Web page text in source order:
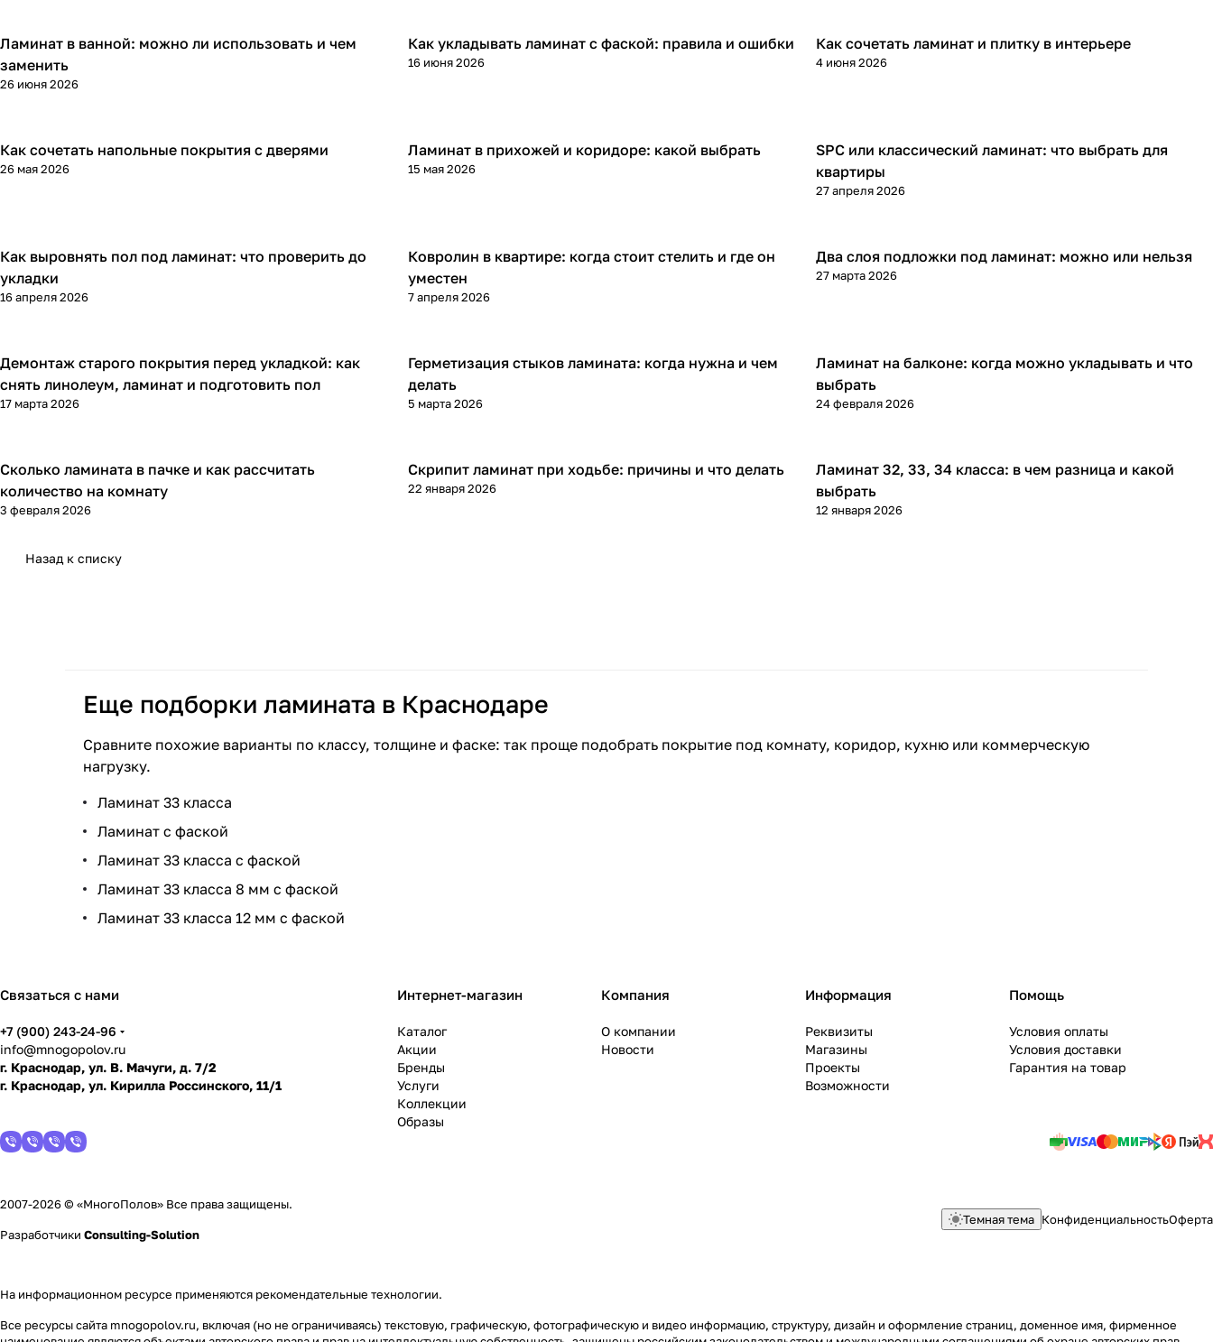
Напольные покрытия
Ламинат в ванной: можно ли использовать и чем
заменить
26 июня 2026
Напольные покрытия
Как укладывать ламинат с фаской: правила и ошибки
16 июня 2026
Напольные покрытия
Как сочетать ламинат и плитку в интерьере
4 июня 2026
Напольные покрытия
Как сочетать напольные покрытия с дверями
26 мая 2026
Напольные покрытия
Ламинат в прихожей и коридоре: какой выбрать
15 мая 2026
Напольные покрытия
SPC или классический ламинат: что выбрать для
квартиры
27 апреля 2026
Напольные покрытия
Как выровнять пол под ламинат: что проверить до
укладки
16 апреля 2026
Напольные покрытия
Ковролин в квартире: когда стоит стелить и где он
уместен
7 апреля 2026
Напольные покрытия
Два слоя подложки под ламинат: можно или нельзя
27 марта 2026
Напольные покрытия
Демонтаж старого покрытия перед укладкой: как
снять линолеум, ламинат и подготовить пол
17 марта 2026
Напольные покрытия
Герметизация стыков ламината: когда нужна и чем
делать
5 марта 2026
Напольные покрытия
Ламинат на балконе: когда можно укладывать и что
выбрать
24 февраля 2026
Напольные покрытия
Сколько ламината в пачке и как рассчитать
количество на комнату
3 февраля 2026
Напольные покрытия
Скрипит ламинат при ходьбе: причины и что делать
22 января 2026
Напольные покрытия
Ламинат 32, 33, 34 класса: в чем разница и какой
выбрать
12 января 2026
Назад к списку
Еще подборки ламината в Краснодаре
Сравните похожие варианты по классу, толщине и фаске: так проще подобрать покрытие под комнату, коридор, кухню или коммерческую
нагрузку.
Ламинат 33 класса
Ламинат с фаской
Ламинат 33 класса с фаской
Ламинат 33 класса 8 мм с фаской
Ламинат 33 класса 12 мм с фаской
Связаться с нами
+7 (900) 243-24-96
info@mnogopolov.ru
г. Краснодар, ул. В. Мачуги, д. 7/2
г. Краснодар, ул. Кирилла Россинского, 11/1
Интернет-магазин
Каталог
Акции
Бренды
Услуги
Коллекции
Образы
Компания
О компании
Новости
Информация
Реквизиты
Магазины
Проекты
Возможности
Помощь
Условия оплаты
Условия доставки
Гарантия на товар
2007-2026 © «МногоПолов» Все права защищены.
Разработчики Consulting-Solution
Темная тема КонфиденциальностьОферта
На информационном ресурсе применяются рекомендательные технологии.
Все ресурсы сайта mnogopolov.ru, включая (но не ограничиваясь) текстовую, графическую, фотографическую и видео информацию, структуру, дизайн и оформление страниц, доменное имя, фирменное